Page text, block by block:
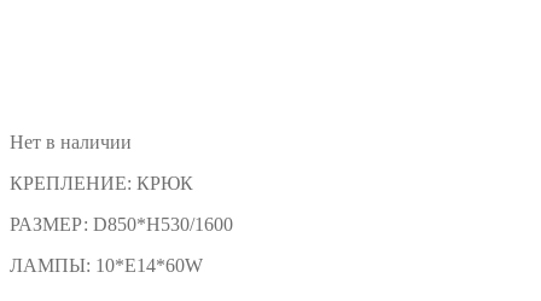
Нет в наличии
КРЕПЛЕНИЕ: КРЮК
РАЗМЕР: D850*H530/1600
ЛАМПЫ: 10*E14*60W